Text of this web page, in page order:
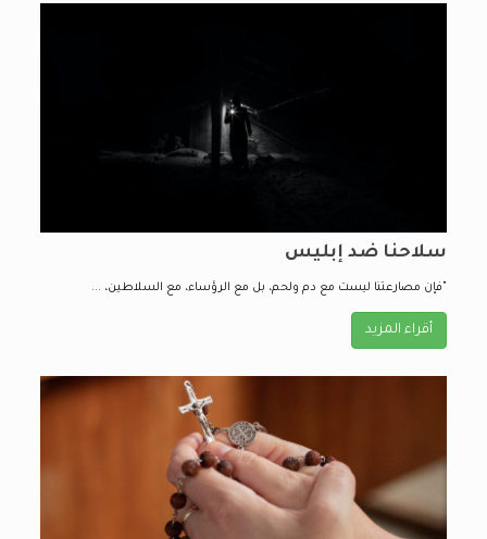
سلاحنا ضد إبليس
"فإن مصارعتنا ليست مع دم ولحم، بل مع الرؤساء، مع السلاطين، ...
أقراء المزيد